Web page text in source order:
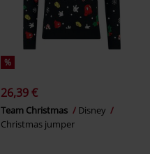
%
26,39 €
Team Christmas
Disney
Christmas jumper